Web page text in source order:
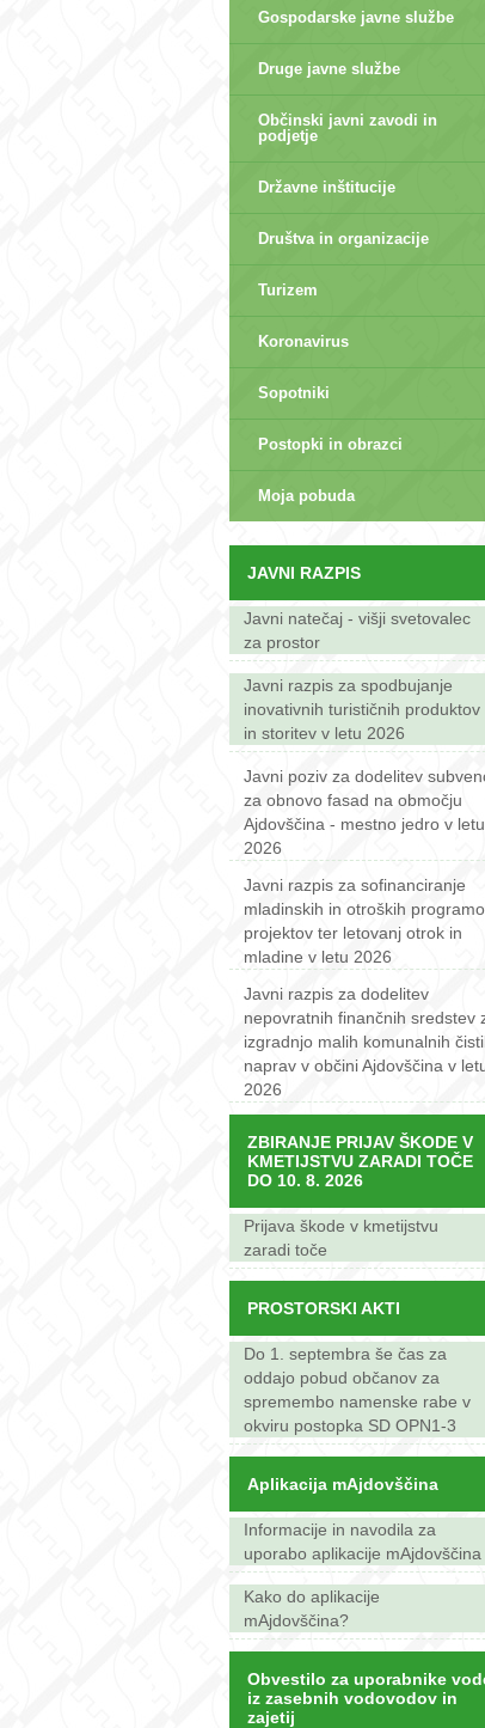
Gospodarske javne službe
Druge javne službe
Občinski javni zavodi in
podjetje
Državne inštitucije
Društva in organizacije
Turizem
Koronavirus
Sopotniki
Postopki in obrazci
Moja pobuda
JAVNI RAZPIS
Javni natečaj - višji svetovalec
za prostor
Javni razpis za spodbujanje
inovativnih turističnih produktov
in storitev v letu 2026
Javni poziv za dodelitev
za obnovo fasad na območju
Ajdovščina - mestno jedro v letu
2026
Javni razpis za sofinanciranje
mladinskih in otroških
projektov ter letovanj otrok in
mladine v letu 2026
Javni razpis za dodelitev
nepovratnih finančnih sredstev
izgradnjo malih komunalnih
naprav v občini Ajdovščina v
2026
ZBIRANJE PRIJAV ŠKODE V
KMETIJSTVU ZARADI TOČE
DO 10. 8. 2026
Prijava škode v kmetijstvu
zaradi toče
PROSTORSKI AKTI
Do 1. septembra še čas za
oddajo pobud občanov za
spremembo namenske rabe v
okviru postopka SD OPN1-3
Aplikacija mAjdovščina
Informacije in navodila za
uporabo aplikacije mAjdovščina
Kako do aplikacije
mAjdovščina?
Obvestilo za uporabnike
iz zasebnih vodovodov in
zajetij